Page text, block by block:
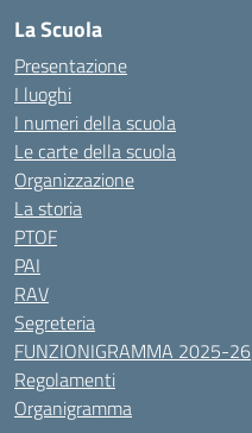
La Scuola
Presentazione
I luoghi
I numeri della scuola
Le carte della scuola
Organizzazione
La storia
PTOF
PAI
RAV
Segreteria
FUNZIONIGRAMMA 2025-26
Regolamenti
Organigramma